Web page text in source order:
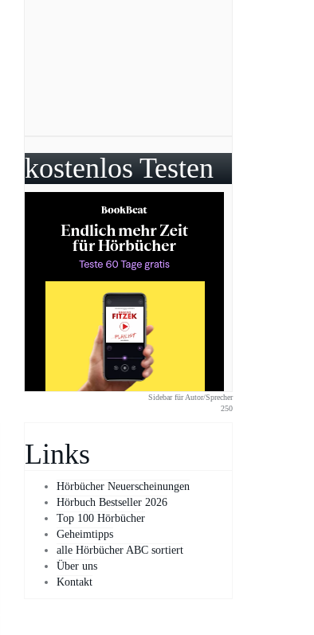
kostenlos Testen
Sidebar für Autor/Sprecher
250
Links
Hörbücher Neuerscheinungen
Hörbuch Bestseller 2026
Top 100 Hörbücher
Geheimtipps
alle Hörbücher ABC sortiert
Über uns
Kontakt